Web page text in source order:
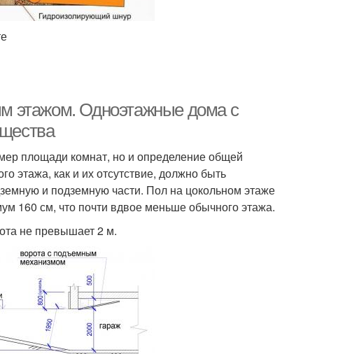
этажом. Одноэтажные дома с
площади комнат, но и определение общей
этажа, как и их отсутствие, должно быть
и подземную части. Пол на цокольном этаже
160 см, что почти вдвое меньше обычного этажа.
не превышает 2 м.